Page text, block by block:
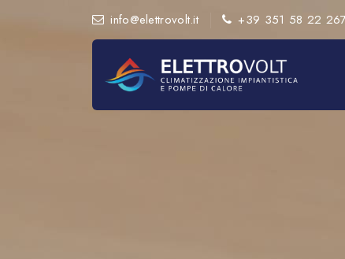
info@elettrovolt.it +39 351 58 22 267